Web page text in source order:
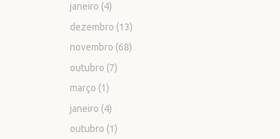
janeiro (4)
dezembro (13)
novembro (68)
outubro (7)
março (1)
janeiro (4)
outubro (1)